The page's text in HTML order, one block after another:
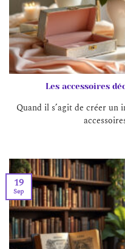
Les accessoires
Quand il s’agit de créer
19
Sep